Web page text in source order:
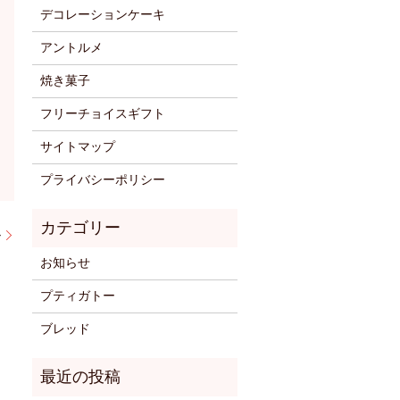
デコレーションケーキ
アントルメ
焼き菓子
フリーチョイスギフト
サイトマップ
プライバシーポリシー
お知らせ
プティガトー
ブレッド